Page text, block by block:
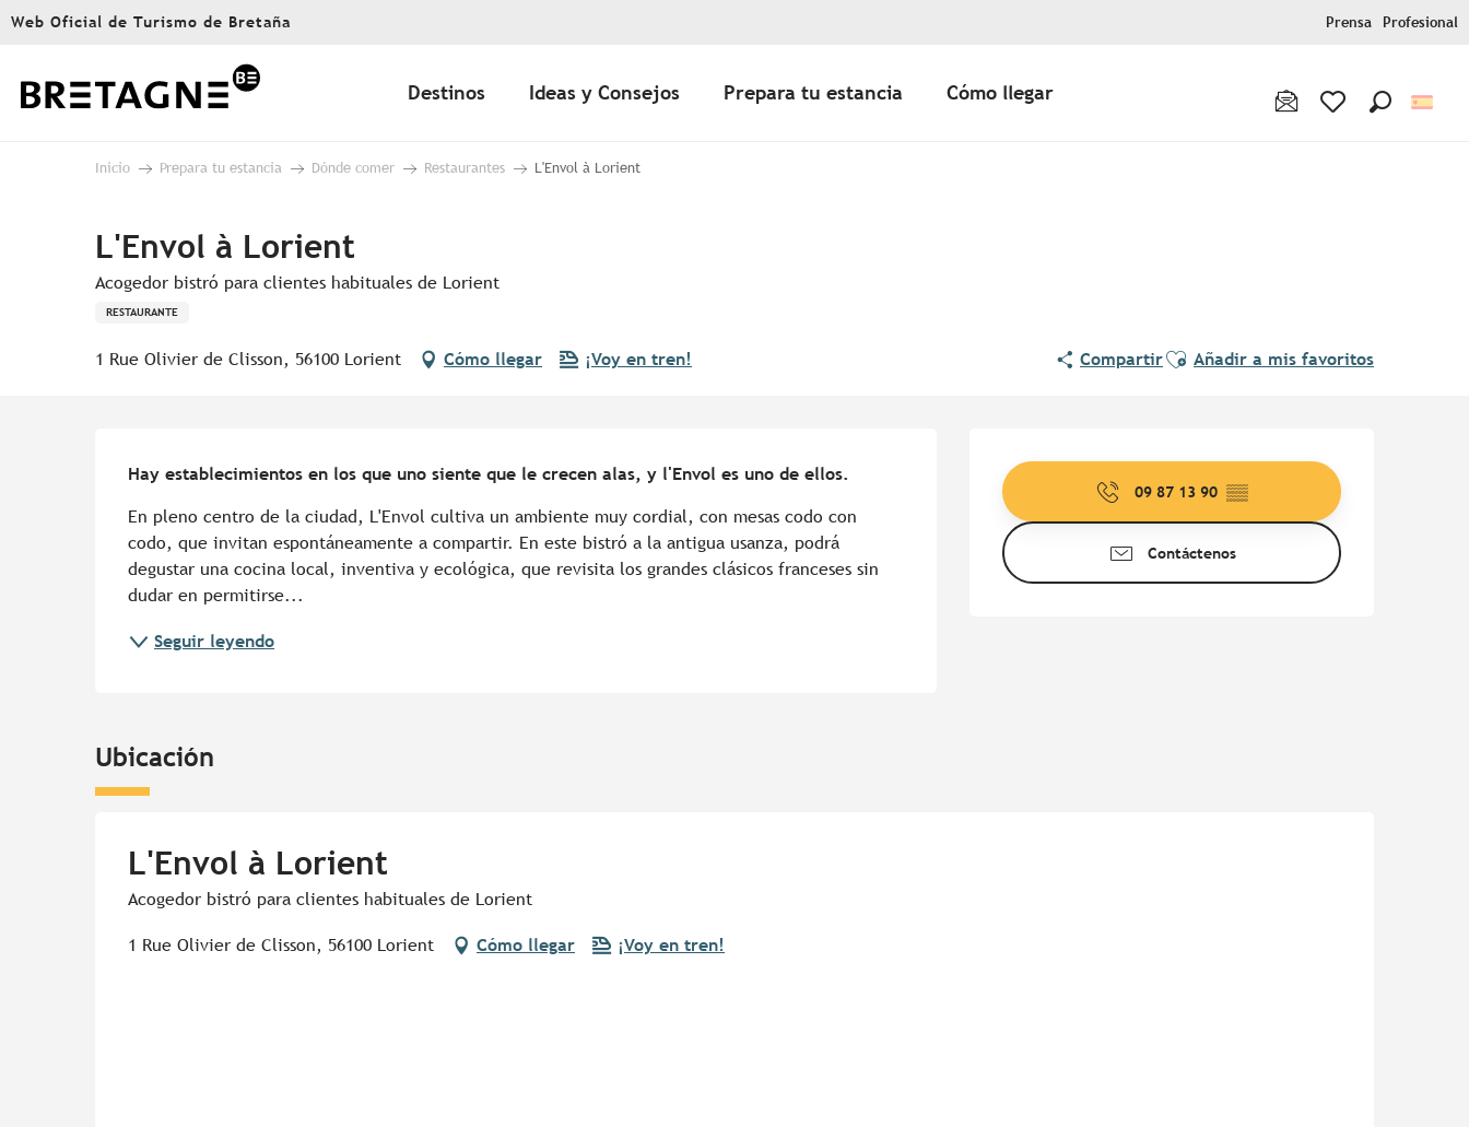
Aller
principal
Web Oficial de Turismo de Bretaña Prensa Profesional
Destinos Ideas y Consejos Prepara tu estancia Cómo llegar
Inicio Prepara tu estancia Dónde comer Restaurantes L'Envol à Lorient
L'Envol à Lorient
Acogedor bistró para clientes habituales de Lorient
RESTAURANTE
1 Rue Olivier de Clisson, 56100 Lorient Cómo llegar ¡Voy en tren! CompartirAjouter aux favoris
Añadir a mis favoritos
Horarios y datos de
09 87 13 90 ▒▒
Contáctenos
Hay establecimientos en los que uno siente que le crecen alas, y l'Envol es uno de ellos.
En pleno centro de la ciudad, L'Envol cultiva un ambiente muy cordial, con mesas codo con
codo, que invitan espontáneamente a compartir. En este bistró a la antigua usanza, podrá
degustar una cocina local, inventiva y ecológica, que revisita los grandes clásicos franceses sin
dudar en permitirse...
Seguir leyendo
Ubicación
L'Envol à Lorient
Acogedor bistró para clientes habituales de Lorient
1 Rue Olivier de Clisson, 56100 Lorient Cómo llegar ¡Voy en tren!